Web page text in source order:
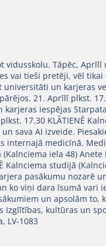
vidusskolu. Tāpēc,
vai tieši pretēji, vēl
un karjeras
21. Aprīlī plkst.
iespējas
17.30 KLĀTIENĒ
sava AI izveide.
internajā medicīnā.
iela 48)
Kalnciema studijā
pasākumu nozarē
ko viņi dara īsumā vari
un apsolām
Izglītības, kultūras un
LV-1083